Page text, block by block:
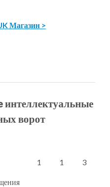
Магазин >
ворот
1 1 3